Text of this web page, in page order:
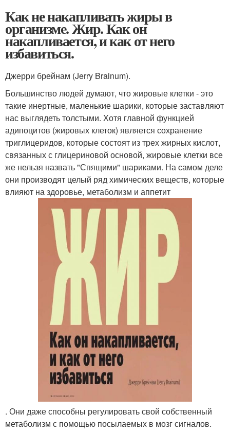
Как не накапливать жиры в
организме. Жир. Как он
накапливается, и как от него
избавиться.
Джерри брейнам (Jerry Brainum).
Большинство людей думают, что жировые клетки - это
такие инертные, маленькие шарики, которые заставляют
нас выглядеть толстыми. Хотя главной функцией
адипоцитов (жировых клеток) является сохранение
триглицеридов, которые состоят из трех жирных кислот,
связанных с глицериновой основой, жировые клетки все
же нельзя назвать "Спящими" шариками. На самом деле
они производят целый ряд химических веществ, которые
влияют на здоровье, метаболизм и аппетит
. Они даже способны регулировать свой собственный
метаболизм с помощью посылаемых в мозг сигналов.